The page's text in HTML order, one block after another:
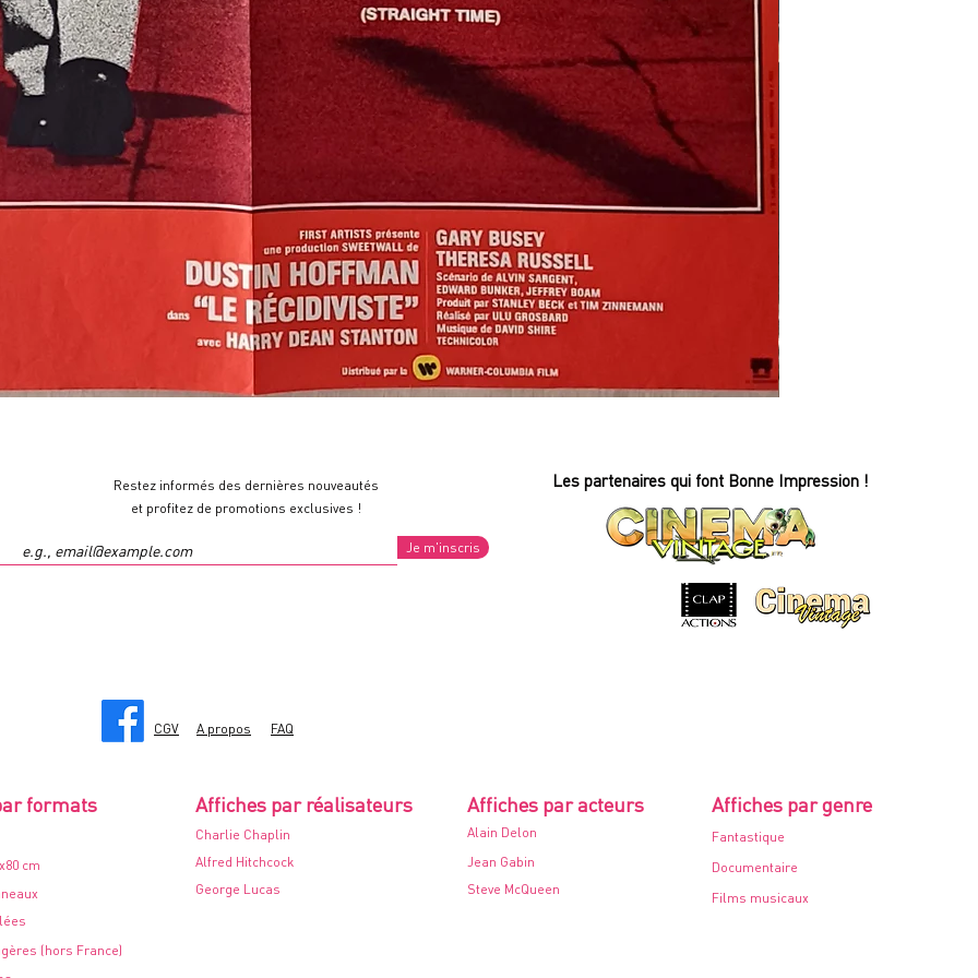
Affiche
de
-
60x80cm.
-
1968
Restez informés des dernières nouveautés
et profitez de promotions exclusives !
Je m'inscris
Les partenaires qui font Bonne Impression !
CGV A propos FAQ
formats
cm
(hors France)
Affiches par réalisateurs
Charlie Chaplin
Alfred Hitchcock
George Lucas
Affiches par acteurs
Alain Delon
Jean Gabin
Steve McQueen
Affiches par genre
Fantastique
Documentaire
Films musicaux